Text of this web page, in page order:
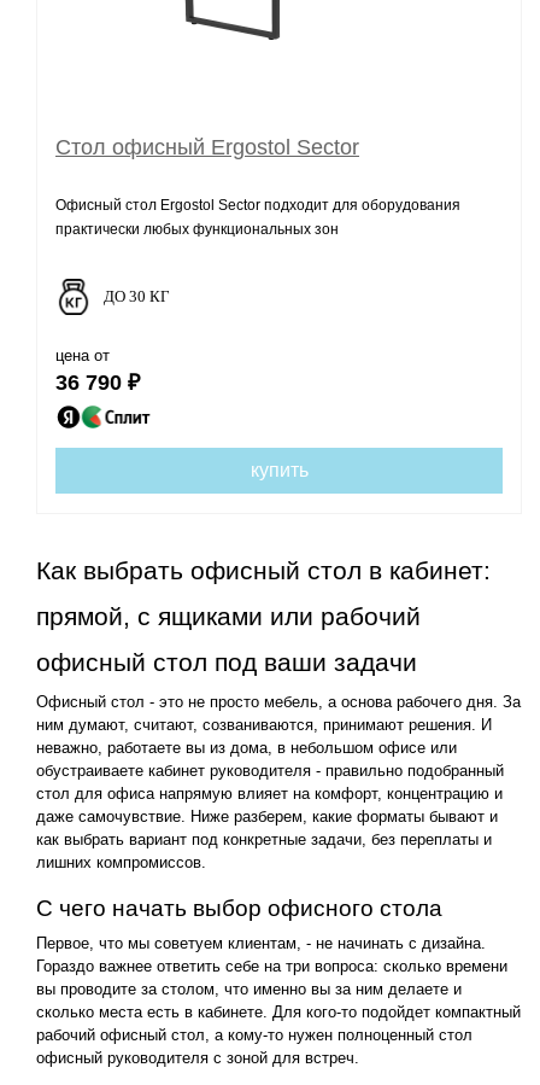
Стол офисный Ergostol Sector
Офисный стол Ergostol Sector подходит для оборудования
практически любых функциональных зон
ДО 30 КГ
цена от
36 790 ₽
купить
Как выбрать офисный стол в кабинет:
прямой, с ящиками или рабочий
офисный стол под ваши задачи
Офисный стол - это не просто мебель, а основа рабочего дня. За
ним думают, считают, созваниваются, принимают решения. И
неважно, работаете вы из дома, в небольшом офисе или
обустраиваете кабинет руководителя - правильно подобранный
стол для офиса напрямую влияет на комфорт, концентрацию и
даже самочувствие. Ниже разберем, какие форматы бывают и
как выбрать вариант под конкретные задачи, без переплаты и
лишних компромиссов.
С чего начать выбор офисного стола
Первое, что мы советуем клиентам, - не начинать с дизайна.
Гораздо важнее ответить себе на три вопроса: сколько времени
вы проводите за столом, что именно вы за ним делаете и
сколько места есть в кабинете. Для кого-то подойдет компактный
рабочий офисный стол, а кому-то нужен полноценный стол
офисный руководителя с зоной для встреч.